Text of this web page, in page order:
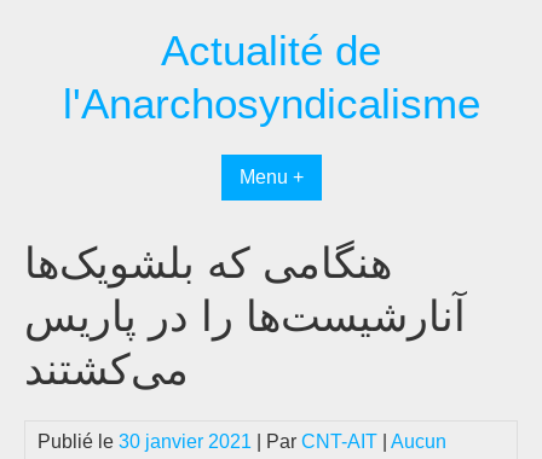
Actualité de
l'Anarchosyndicalisme
Menu +
هنگامی که بلشویک‌ها
آنارشیست‌ها را در پاریس
می‌کشتند
Publié le 30 janvier 2021 | Par CNT-AIT
Aucun